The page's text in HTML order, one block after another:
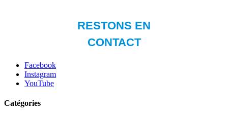
Facebook
Instagram
YouTube
Catégories